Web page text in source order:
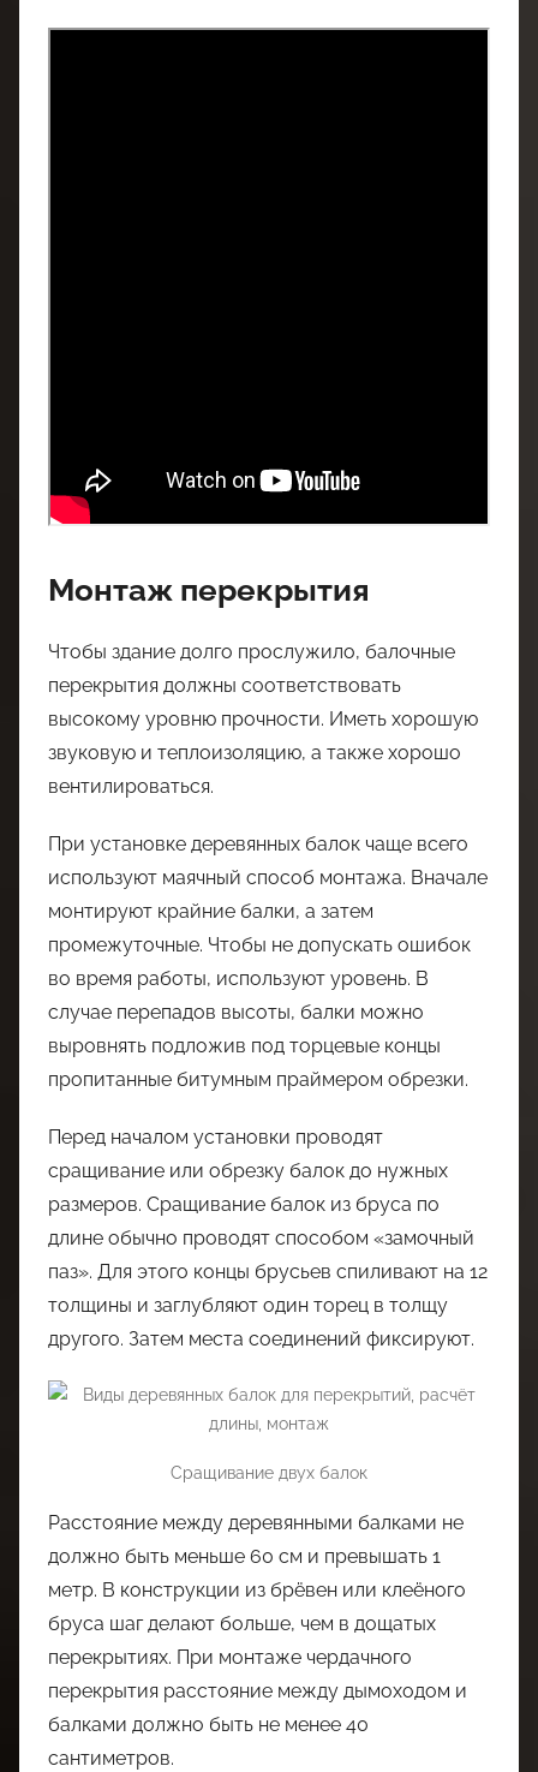
Монтаж перекрытия
Чтобы здание долго прослужило, балочные
перекрытия должны соответствовать
высокому уровню прочности. Иметь хорошую
звуковую и теплоизоляцию, а также хорошо
вентилироваться.
При установке деревянных балок чаще всего
используют маячный способ монтажа. Вначале
монтируют крайние балки, а затем
промежуточные. Чтобы не допускать ошибок
во время работы, используют уровень. В
случае перепадов высоты, балки можно
выровнять подложив под торцевые концы
пропитанные битумным праймером обрезки.
Перед началом установки проводят
сращивание или обрезку балок до нужных
размеров. Сращивание балок из бруса по
длине обычно проводят способом «замочный
паз». Для этого концы брусьев спиливают на 12
толщины и заглубляют один торец в толщу
другого. Затем места соединений фиксируют.
Сращивание двух балок
Расстояние между деревянными балками не
должно быть меньше 60 см и превышать 1
метр. В конструкции из брёвен или клеёного
бруса шаг делают больше, чем в дощатых
перекрытиях. При монтаже чердачного
перекрытия расстояние между дымоходом и
балками должно быть не менее 40
сантиметров.